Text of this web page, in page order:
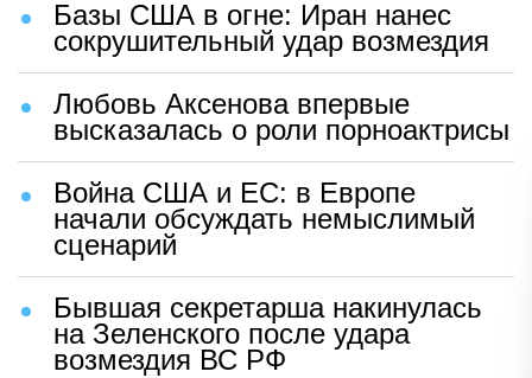
Базы США в огне: Иран нанес
сокрушительный удар возмездия
Любовь Аксенова впервые
высказалась о роли порноактрисы
Война США и ЕС: в Европе
начали обсуждать немыслимый
сценарий
Бывшая секретарша накинулась
на Зеленского после удара
возмездия ВС РФ